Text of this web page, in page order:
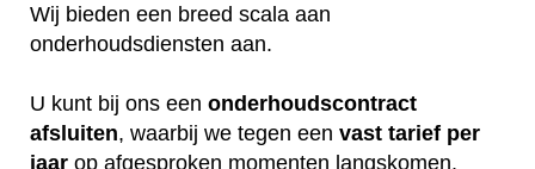
Wij bieden een breed scala aan
onderhoudsdiensten aan.
U kunt bij ons een onderhoudscontract
afsluiten, waarbij we tegen een vast tarief per
jaar op afgesproken momenten langskomen.